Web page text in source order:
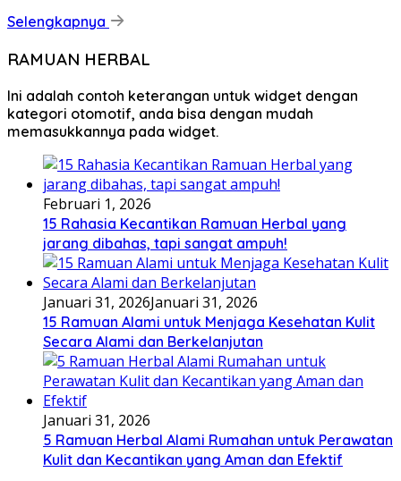
Selengkapnya
RAMUAN HERBAL
Ini adalah contoh keterangan untuk widget dengan
kategori otomotif, anda bisa dengan mudah
memasukkannya pada widget.
Februari 1, 2026
15 Rahasia Kecantikan Ramuan Herbal yang
jarang dibahas, tapi sangat ampuh!
Januari 31, 2026Januari 31, 2026
15 Ramuan Alami untuk Menjaga Kesehatan Kulit
Secara Alami dan Berkelanjutan
Januari 31, 2026
5 Ramuan Herbal Alami Rumahan untuk Perawatan
Kulit dan Kecantikan yang Aman dan Efektif